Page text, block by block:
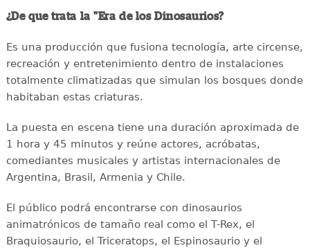
¿De que trata la "Era de los Dinosaurios?
Es una producción que fusiona tecnología, arte circense,
recreación y entretenimiento dentro de instalaciones
totalmente climatizadas que simulan los bosques donde
habitaban estas criaturas.
La puesta en escena tiene una duración aproximada de
1 hora y 45 minutos y reúne actores, acróbatas,
comediantes musicales y artistas internacionales de
Argentina, Brasil, Armenia y Chile.
El público podrá encontrarse con dinosaurios
animatrónicos de tamaño real como el T-Rex, el
Braquiosaurio, el Triceratops, el Espinosaurio y el